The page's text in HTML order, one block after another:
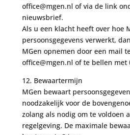
office@mgen.nl of via de link
nieuwsbrief.
Als u een klacht heeft over hoe
persoonsgegevens verwerkt,
MGen opnemen door een mail
office@mgen.nl of te bellen met
12. Bewaartermijn
MGen bewaart
noodzakelijk voor de
zolang als nodig om te voldoen
regelgeving. De maximale